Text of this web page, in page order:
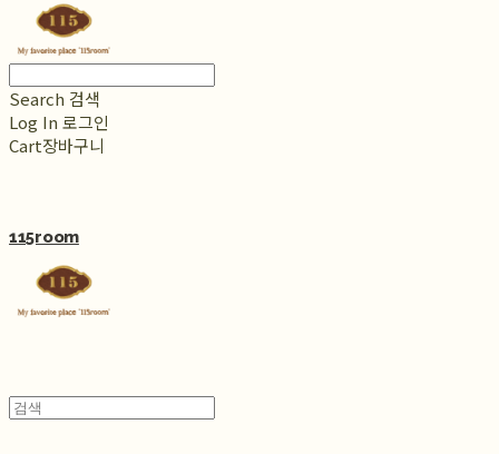
Search 검색
Log In 로그인
Cart장바구니
115room